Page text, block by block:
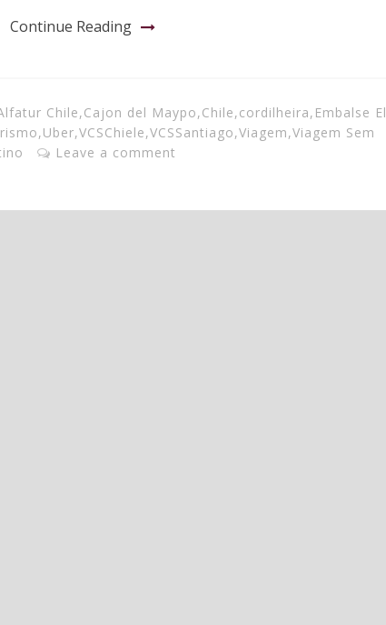
Continue Reading
Chile,Cajon del Maypo,Chile,cordilheira, Embalse El
,Uber,VCSChiele,VCSSantiago,Viagem,Viagem Sem
Leave a comment